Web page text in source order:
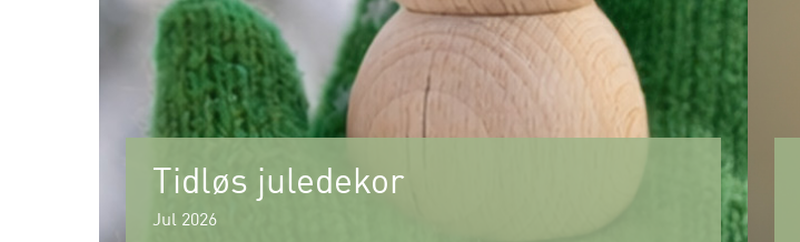
Tidløs juledekor
Jul 2026